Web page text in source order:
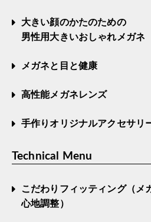
大きい顔のかたのための
男性用大きいおしゃれメガネ
メガネと目と健康
高性能メガネレンズ
手作りオリジナルアクセサリ
Technical Menu
こだわりフィッティング（メ
心地調整）